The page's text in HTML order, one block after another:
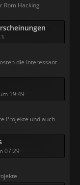
nicht
14:28
15:59
13:29
Rom Hacking
die Interessant
19:49
Projekte und auch
07:29